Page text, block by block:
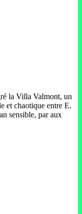
la Villa Valmont, un
et chaotique entre E.
sensible, par aux